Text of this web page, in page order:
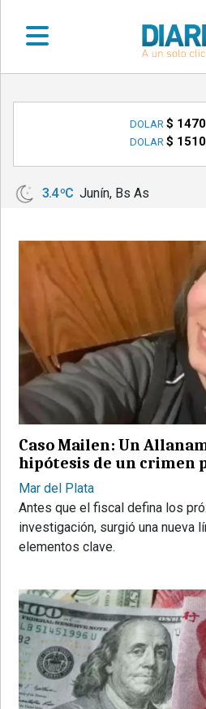
•
LOCALES
•
VARIAS
POLICIALES
PROVINCIALES
REGIONALES
ESPECTÁCULOS
INTERNACIONALES
• SUPLEMENTOS
• RADIOS EN VIVO
DOLAR $ 1470
DOLAR $ 1510
3.4 ºC Junín, Bs As
Caso Mailen: Un
hipótesis de un crimen
Mar del Plata
Antes que el fiscal defina los
investigación, surgió una nueva
elementos clave.